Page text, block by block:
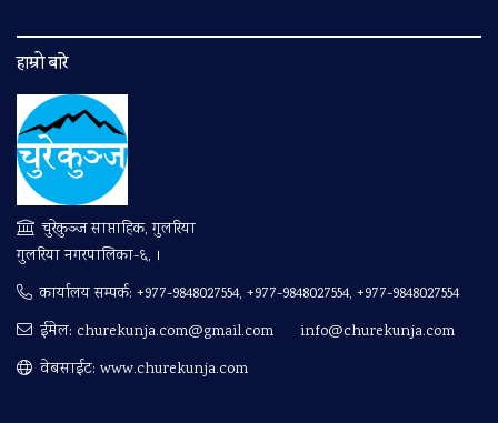
हाम्रो बारे
चुरेकुञ्ज साप्ताहिक, गुलरिया
गुलरिया नगरपालिका-६, ।
कार्यालय सम्पर्क: +977-9848027554, +977-9848027554, +977-9848027554
ईमेल: churekunja.com@gmail.com
info@churekunja.com
वेबसाईट: www.churekunja.com